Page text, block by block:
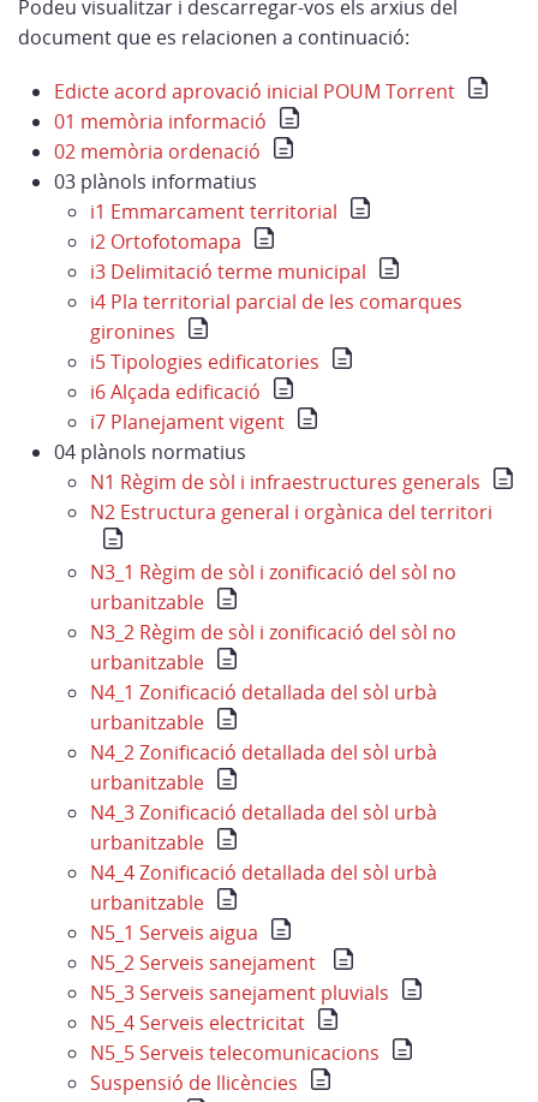
Podeu visualitzar i descarregar-vos els arxius del
document que es relacionen a continuació:
Edicte acord aprovació inicial POUM Torrent
01 memòria informació
02 memòria ordenació
03 plànols informatius
i1 Emmarcament territorial
i2 Ortofotomapa
i3 Delimitació terme municipal
i4 Pla territorial parcial de les comarques
gironines
i5 Tipologies edificatories
i6 Alçada edificació
i7 Planejament vigent
04 plànols normatius
N1 Règim de sòl i infraestructures generals
N2 Estructura general i orgànica del territori
N3_1 Règim de sòl i zonificació del sòl no
urbanitzable
N3_2 Règim de sòl i zonificació del sòl no
urbanitzable
N4_1 Zonificació detallada del sòl urbà
urbanitzable
N4_2 Zonificació detallada del sòl urbà
urbanitzable
N4_3 Zonificació detallada del sòl urbà
urbanitzable
N4_4 Zonificació detallada del sòl urbà
urbanitzable
N5_1 Serveis aigua
N5_2 Serveis sanejament
N5_3 Serveis sanejament pluvials
N5_4 Serveis electricitat
N5_5 Serveis telecomunicacions
Suspensió de llicències